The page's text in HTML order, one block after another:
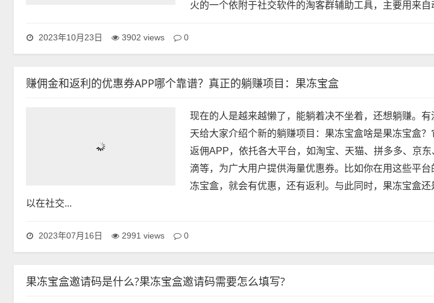
火的一个依附于社交软件的淘客群辅助工具，主要用来自
现在的人是越来越懒了，能躺着决不坐着，还想躺赚。
天给大家介绍个新的躺赚项目：果冻宝盒啥是果冻宝盒
返佣APP，依托各大平台，如淘宝、天猫、拼多多、京东
滴等，为广大用户提供海量优惠券。比如你在用这些平